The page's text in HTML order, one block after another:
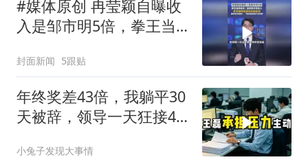
#媒体原创 冉莹颖自曝收
入是邹市明5倍，拳王当
入，冉莹颖称希望他支棱
起来，邹市明力挺妻
子："没有她就没有今天的
我"
封面新闻 5跟贴
年终奖差43倍，我躺平30
天被辞，领导一天狂接47
小兔子发现大事情